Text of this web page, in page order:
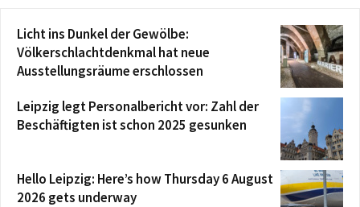
Licht ins Dunkel der Gewölbe:
Völkerschlachtdenkmal hat neue
Ausstellungsräume erschlossen
Leipzig legt Personalbericht vor: Zahl der
Beschäftigten ist schon 2025 gesunken
Hello Leipzig: Here’s how Thursday 6 August
2026 gets underway